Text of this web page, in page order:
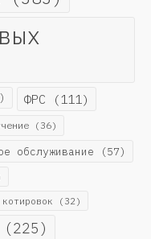
ФРС (111)
(36)
обслуживание (57)
(32)
(225)